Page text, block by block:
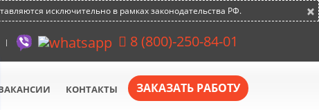
×
исключительно в рамках законодательства РФ.
8 (800)-250-84-01
ЗАКАЗАТЬ РАБОТУ
КОНТАКТЫ